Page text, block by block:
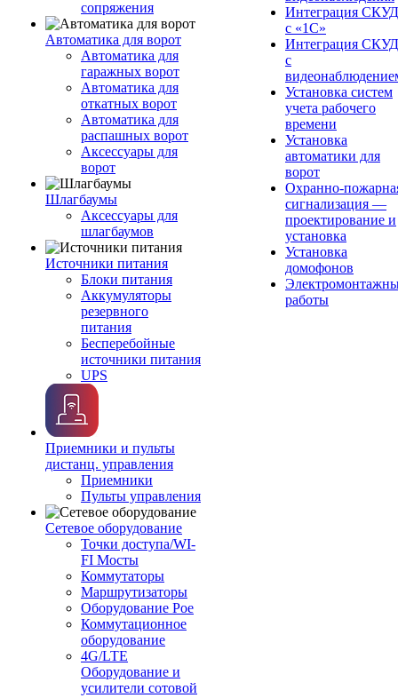
сопряжения
Автоматика для ворот
Автоматика для
гаражных ворот
Автоматика для
откатных ворот
Автоматика для
распашных ворот
Аксессуары для
ворот
Шлагбаумы
Аксессуары для
шлагбаумов
Источники питания
Блоки питания
Аккумуляторы
резервного
питания
Бесперебойные
источники питания
UPS
Приемники и пульты
дистанц. управления
Приемники
Пульты управления
Сетевое оборудование
Точки доступа/WI-
FI Мосты
Коммутаторы
Маршрутизаторы
Оборудование Poe
Коммутационное
оборудование
4G/LTE
Оборудование и
усилители сотовой
Интеграция СКУД
с «1С»
Интеграция СКУД
с
Установка систем
учета рабочего
времени
Установка
автоматики для
ворот
Охранно-
сигнализация —
проектирование и
установка
Установка
домофонов
работы